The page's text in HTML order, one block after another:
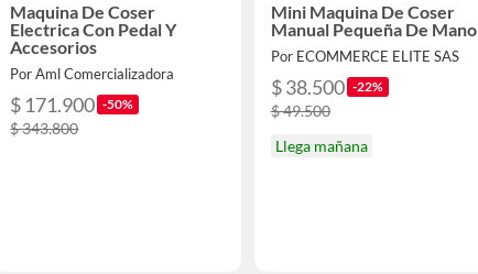
Maquina De Coser
Electrica Con Pedal Y
Accesorios
Por Aml Comercializadora
$ 171.900 -50%
$ 343.800
Mini Maquina De Coser
Manual Pequeña De Mano
Por ECOMMERCE ELITE SAS
$ 38.500 -22%
$ 49.500
Llega mañana